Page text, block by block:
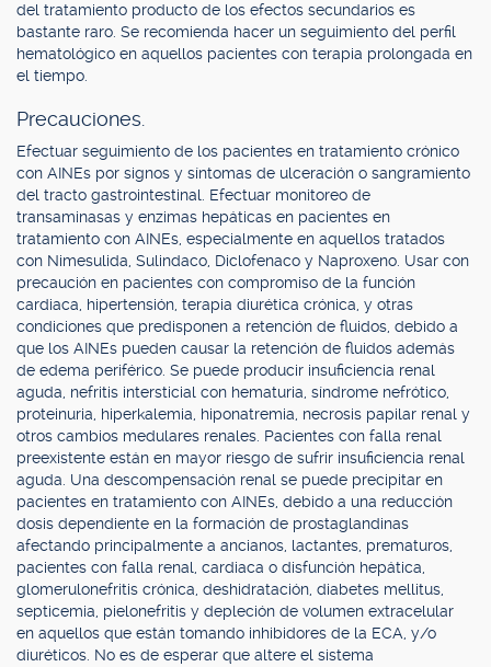
del tratamiento producto de los efectos secundarios es
bastante raro. Se recomienda hacer un seguimiento del perfil
hematológico en aquellos pacientes con terapia prolongada en
el tiempo.
Precauciones.
Efectuar seguimiento de los pacientes en tratamiento crónico
con AINEs por signos y síntomas de ulceración o sangramiento
del tracto gastrointestinal. Efectuar monitoreo de
transaminasas y enzimas hepáticas en pacientes en
tratamiento con AINEs, especialmente en aquellos tratados
con Nimesulida, Sulindaco, Diclofenaco y Naproxeno. Usar con
precaución en pacientes con compromiso de la función
cardiaca, hipertensión, terapia diurética crónica, y otras
condiciones que predisponen a retención de fluidos, debido a
que los AINEs pueden causar la retención de fluidos además
de edema periférico. Se puede producir insuficiencia renal
aguda, nefritis intersticial con hematuria, síndrome nefrótico,
proteinuria, hiperkalemia, hiponatremia, necrosis papilar renal y
otros cambios medulares renales. Pacientes con falla renal
preexistente están en mayor riesgo de sufrir insuficiencia renal
aguda. Una descompensación renal se puede precipitar en
pacientes en tratamiento con AINEs, debido a una reducción
dosis dependiente en la formación de prostaglandinas
afectando principalmente a ancianos, lactantes, prematuros,
pacientes con falla renal, cardiaca o disfunción hepática,
glomerulonefritis crónica, deshidratación, diabetes mellitus,
septicemia, pielonefritis y depleción de volumen extracelular
en aquellos que están tomando inhibidores de la ECA, y/o
diuréticos. No es de esperar que altere el sistema